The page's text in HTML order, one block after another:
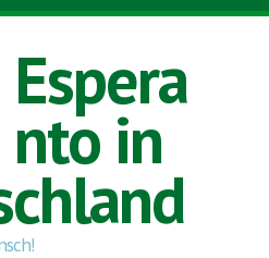
Espera
nto in